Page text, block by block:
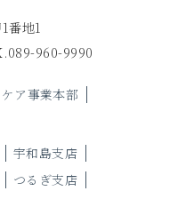
番地1
960-9990
ア事業本部
宇和島支店
つるぎ支店